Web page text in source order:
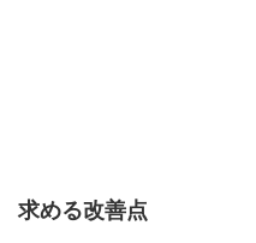
求める改善点